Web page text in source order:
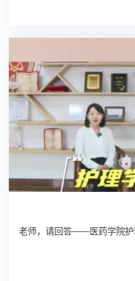
老师，请回答——医药学院护